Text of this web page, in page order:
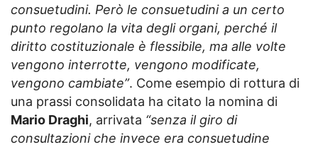
consuetudini. Però le consuetudini a un certo
punto regolano la vita degli organi, perché il
diritto costituzionale è flessibile, ma alle volte
vengono interrotte, vengono modificate,
vengono cambiate”. Come esempio di rottura di
una prassi consolidata ha citato la nomina di
Mario Draghi, arrivata “senza il giro di
consultazioni che invece era consuetudine